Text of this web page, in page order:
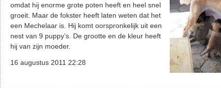
omdat hij enorme grote poten heeft en heel snel
groeit. Maar de fokster heeft laten weten dat het
een Mechelaar is. Hij komt oorspronkelijk uit een
nest van 9 puppy’s. De grootte en de kleur heeft
hij van zijn moeder.
16 augustus 2011 22:28